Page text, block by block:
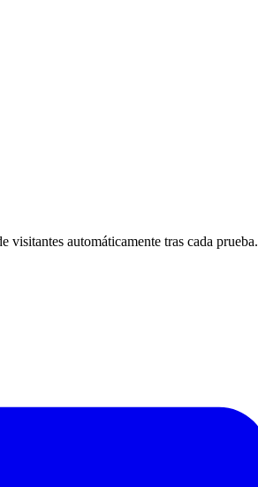
automáticamente tras cada prueba.